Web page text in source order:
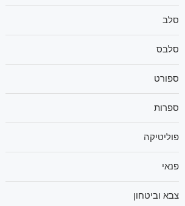
סלב
סלבס
ספורט
ספרות
פוליטיקה
פנאי
צבא וביטחון